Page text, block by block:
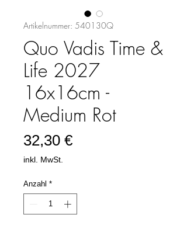
Artikelnummer: 540130Q
Quo Vadis Time &
Life 2027
16x16cm -
Medium Rot
32,30 €Preis
inkl. MwSt.
Anzahl *